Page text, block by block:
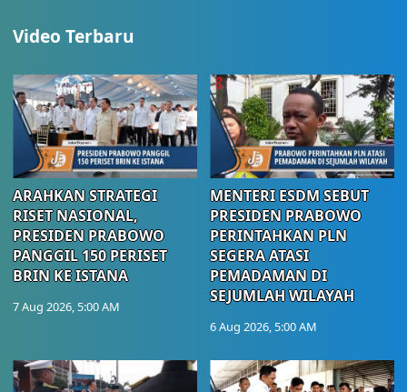
Video Terbaru
ARAHKAN STRATEGI
RISET NASIONAL,
PRESIDEN PRABOWO
PANGGIL 150 PERISET
BRIN KE ISTANA
7 Aug 2026, 5:00 AM
MENTERI ESDM SEBUT
PRESIDEN PRABOWO
PERINTAHKAN PLN
SEGERA ATASI
PEMADAMAN DI
SEJUMLAH WILAYAH
6 Aug 2026, 5:00 AM